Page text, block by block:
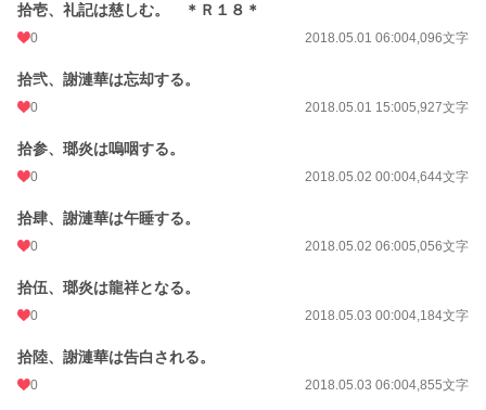
拾壱、礼記は慈しむ。 ＊Ｒ１８＊
0 2018.05.01 06:004,096文字
拾弐、謝漣華は忘却する。
0 2018.05.01 15:005,927文字
拾参、瑯炎は嗚咽する。
0 2018.05.02 00:004,644文字
拾肆、謝漣華は午睡する。
0 2018.05.02 06:005,056文字
拾伍、瑯炎は龍祥となる。
0 2018.05.03 00:004,184文字
拾陸、謝漣華は告白される。
0 2018.05.03 06:004,855文字